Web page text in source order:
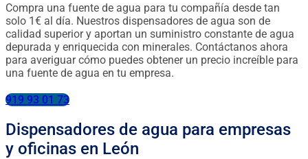
Compra una fuente de agua para tu compañía desde tan
solo 1€ al día. Nuestros dispensadores de agua son de
calidad superior y aportan un suministro constante de agua
depurada y enriquecida con minerales. Contáctanos ahora
para averiguar cómo puedes obtener un precio increíble para
una fuente de agua en tu empresa.
919 93 01 73
Dispensadores de agua para empresas
y oficinas en León